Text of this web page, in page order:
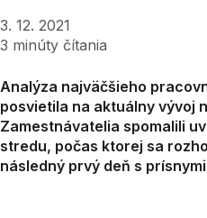
3. 12. 2021
3 minúty čítania
Analýza najväčšieho
posvietila na aktuálny vývoj
Zamestnávatelia spomalili
stredu, počas ktorej sa
následný prvý deň s